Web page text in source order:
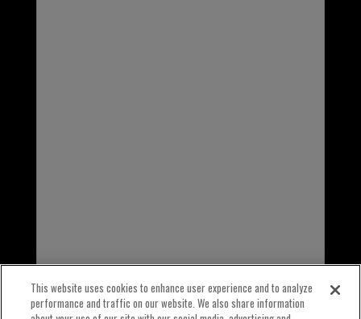
This website uses cookies to enhance user experience and to analyze
performance and traffic on our website. We also share information